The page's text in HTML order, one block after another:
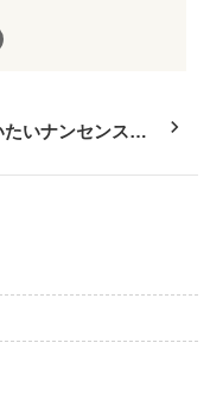
す。
いナンセンスな
りするのよね